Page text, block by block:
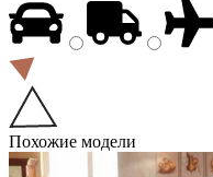
Похожие модели